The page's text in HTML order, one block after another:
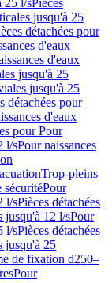
25 l/sPièces
jusqu'à 25
détachées pour
d'eaux
d'eaux
jusqu'à 25
jusqu'à 25
détachées pour
d'eaux
pour Pour
l/sPour naissances
Trop-pleins
sécuritéPour
l/sPièces détachées
jusqu'à 12 l/sPour
l/sPièces détachées
jusqu'à 25
de fixation d250–
Pour